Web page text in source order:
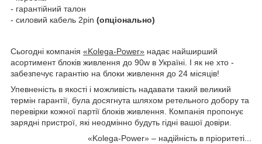
- гарантійний талон
- силовий кабель 2pin (опціонально)
Сьогодні компанія «Kolega-Power» надає найширший
асортимент блоків живлення до 90w в Україні. І як не хто -
забезпечує гарантію на блоки живлення до 24 місяців!
Упевненість в якості і можливість надавати такий великий
термін гарантії, була досягнута шляхом ретельного добору та
перевірки кожної партії блоків живлення. Компанія пропонує
зарядні пристрої, які неодмінно будуть гідні вашої довіри.
«Kolega-Power» – надійність в пріоритеті...